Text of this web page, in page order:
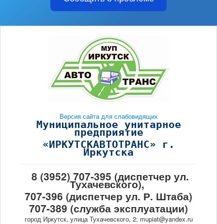
Версия сайта для слабовидящих
Муниципальное унитарное
предприятие
«ИРКУТСКАВТОТРАНС» г.
Иркутска
8 (3952) 707-395 (диспетчер ул.
Тухачевского),
707-396 (диспетчер ул. Р. Штаба)
707-389 (служба эксплуатации)
город Иркутск, улица Тухачевского, 2; mupiat@yandex.ru